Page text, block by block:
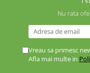
Nu rata
Vreau sa primesc
Afla mai multe in